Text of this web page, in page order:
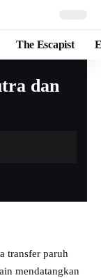
The Escapist
dan
transfer paruh
mendatangkan